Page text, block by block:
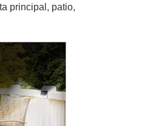
principal, patio,